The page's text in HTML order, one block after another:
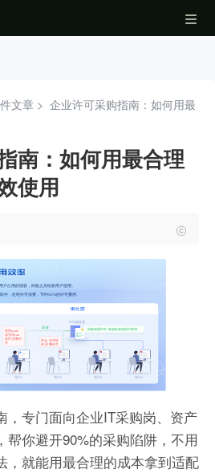
文章 > 企业许可采购指南：如何用最
南：如何用最合理
使用
，专门面向企业IT采购岗、资产
帮你避开90%的采购陷阱，不用
，就能用最合理的成本拿到适配